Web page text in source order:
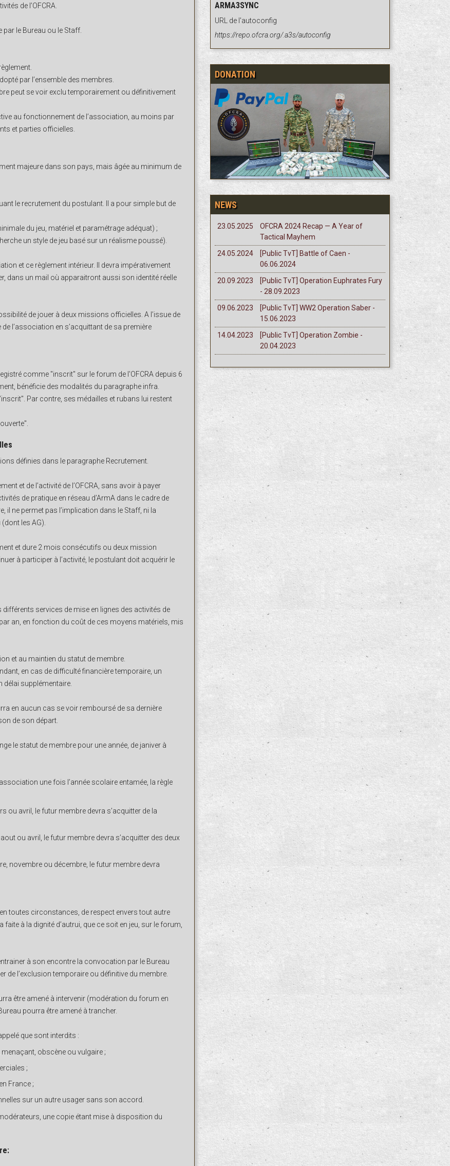
de l’OFCRA.
par le Bureau ou le Staff.
par l’ensemble des membres.
peut se voir exclu temporairement ou définitivement
au fonctionnement de l’association, au moins par
et parties officielles.
majeure dans son pays, mais âgée au minimum de
le recrutement du postulant. Il a pour simple but de
du jeu, matériel et paramétrage adéquat) ;
un style de jeu basé sur un réalisme poussé).
et ce règlement intérieur. Il devra impérativement
dans un mail où apparaitront aussi son identité réelle
de jouer à deux missions officielles. A l’issue de
l’association en s’acquittant de sa première
comme "inscrit" sur le forum de l'OFCRA depuis 6
bénéficie des modalités du paragraphe infra.
Par contre, ses médailles et rubans lui restent
définies dans le paragraphe Recrutement.
et de l’activité de l’OFCRA, sans avoir à payer
de pratique en réseau d’ArmA dans le cadre de
il ne permet pas l’implication dans le Staff, ni la
les AG).
et dure 2 mois consécutifs ou deux mission
à participer à l’activité, le postulant doit acquérir le
différents services de mise en lignes des activités de
an, en fonction du coût de ces moyens matériels, mis
et au maintien du statut de membre.
en cas de difficulté financière temporaire, un
délai supplémentaire.
en aucun cas se voir remboursé de sa dernière
de son départ.
le statut de membre pour une année, de janiver à
une fois l’année scolaire entamée, la règle
ou avril, le futur membre devra s’acquitter de la
ou avril, le futur membre devra s’acquitter des deux
novembre ou décembre, le futur membre devra
en toutes circonstances, de respect envers tout autre
à la dignité d’autrui, que ce soit en jeu, sur le forum,
à son encontre la convocation par le Bureau
de l’exclusion temporaire ou définitive du membre.
être amené à intervenir (modération du forum en
pourra être amené à trancher.
que sont interdits :
obscène ou vulgaire ;
;
France ;
sur un autre usager sans son accord.
une copie étant mise à disposition du
ARMA3SYNC
URL de l'autoconfig
https://repo.ofcra.org/.a3s/autoconfig
DONATION
NEWS
23.05.2025
OFCRA 2024 Recap — A Year of
Tactical Mayhem
24.05.2024
[Public TvT] Battle of Caen -
06.06.2024
20.09.2023
[Public TvT] Operation Euphrates Fury
- 28.09.2023
09.06.2023
[Public TvT] WW2 Operation Saber -
15.06.2023
14.04.2023
[Public TvT] Operation Zombie -
20.04.2023